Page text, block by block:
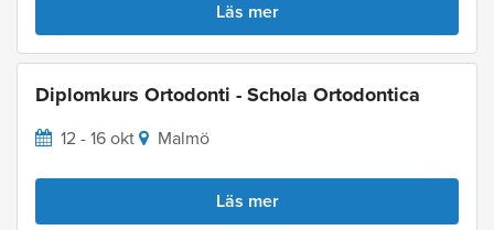
Läs mer
Diplomkurs Ortodonti - Schola Ortodontica
12 - 16 okt Malmö
Läs mer